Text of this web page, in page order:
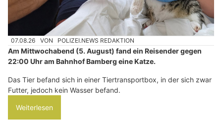
07.08.26 VON POLIZEI.NEWS REDAKTION
Am Mittwochabend (5. August) fand ein Reisender gegen
22:00 Uhr am Bahnhof Bamberg eine Katze.
Das Tier befand sich in einer Tiertransportbox, in der sich zwar
Futter, jedoch kein Wasser befand.
Weiterlesen